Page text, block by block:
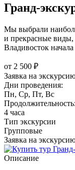
Гранд-
Мы выбрали
и прекрасные виды,
Владивосток
от 2 500 ₽
Заявка на
Дни проведения:
Пн, Ср, Пт, Вс
Продолжительность:
4 часа
Тип экскурсии
Групповые
Заявка на
Описание